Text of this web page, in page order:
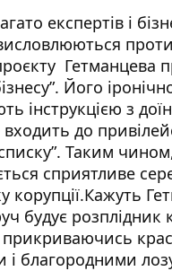
експертів і
проти
Гетманцева
Його
інструкцією з
до
списку”. Таким
сприятливе
корупції.Кажуть
будує розплідник
прикриваючись
і благородними